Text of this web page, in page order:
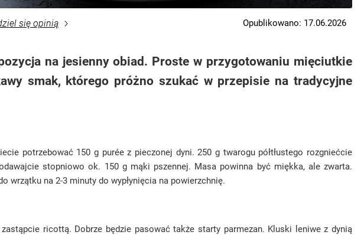
się opinią Opublikowano: 17.06.2026
na jesienny obiad. Proste w przygotowaniu mięciutkie
smak, którego próżno szukać w przepisie na tradycyjne
potrzebować 150 g purée z pieczonej dyni. 250 g twarogu półtłustego rozgniećcie
stopniowo ok. 150 g mąki pszennej. Masa powinna być miękka, ale zwarta.
wrzątku na 2-3 minuty do wypłynięcia na powierzchnię.
ricottą. Dobrze będzie pasować także starty parmezan. Kluski leniwe z dynią